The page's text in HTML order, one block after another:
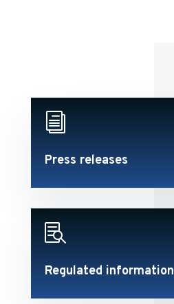
i
Press releases

Regulated information